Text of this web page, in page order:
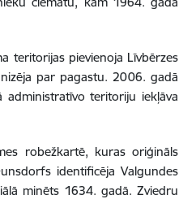
teritorijas pievienoja Līvbērzes
par pagastu. 2006. gadā
teritoriju iekļāva
robežkartē, kuras oriģināls
identificēja Valgundes
minēts 1634. gadā. Zviedru